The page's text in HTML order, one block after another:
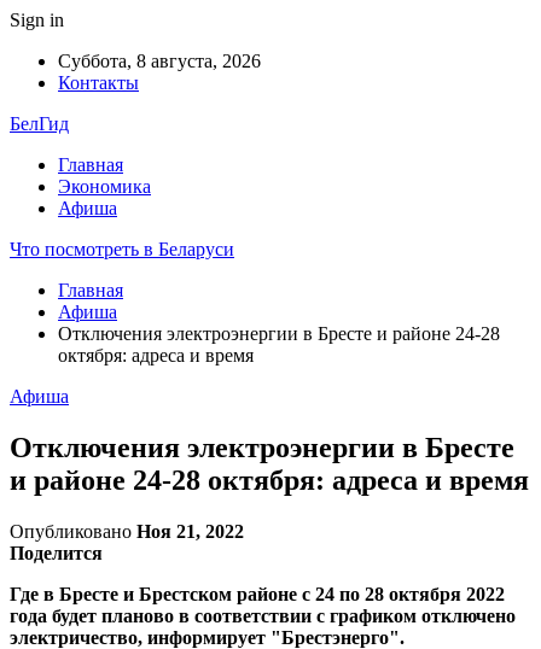
Sign in
Суббота, 8 августа, 2026
Контакты
БелГид
Главная
Экономика
Афиша
Что посмотреть в Беларуси
Главная
Афиша
Отключения электроэнергии в Бресте и районе 24-28
октября: адреса и время
Афиша
Отключения электроэнергии в Бресте
и районе 24-28 октября: адреса и время
Опубликовано Ноя 21, 2022
Поделится
Где в Бресте и Брестском районе с 24 по 28 октября 2022
года будет планово в соответствии с графиком отключено
электричество, информирует "Брестэнерго".